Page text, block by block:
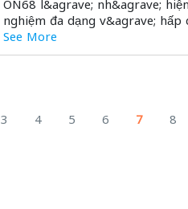
ON68 l&agrave; nh&agrave;
nghiệm đa dạng v&agrave;
See More
3 4 5 6 7 8